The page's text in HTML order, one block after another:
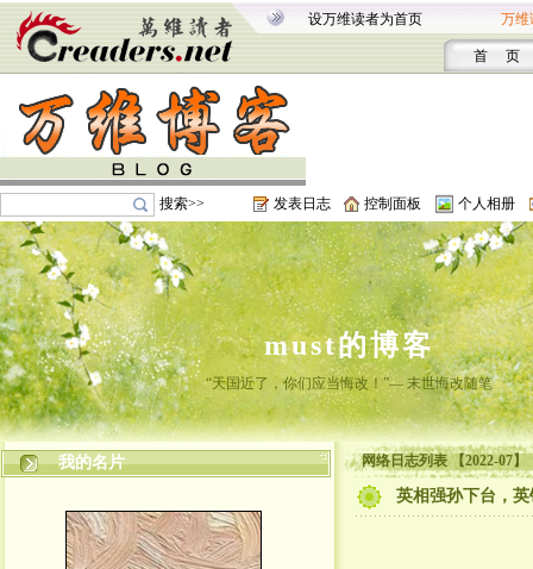
设万维读者为首页 万维
首 页
搜索>> 发表日志 控制面板 个人相册
must的博客
“天国近了，你们应当悔改！”— 末世悔改随笔
我的名片 网络日志列表 【2022-07】
英相强孙下台，